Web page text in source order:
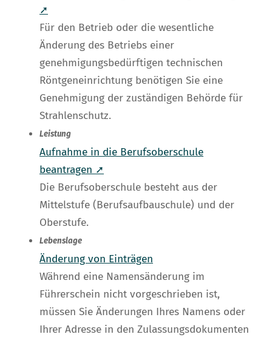
➚
Für den Betrieb oder die wesentliche
Änderung des Betriebs einer
genehmigungsbedürftigen technischen
Röntgeneinrichtung benötigen Sie eine
Genehmigung der zuständigen Behörde für
Strahlenschutz.
Leistung
Aufnahme in die Berufsoberschule
beantragen ➚
Die Berufsoberschule besteht aus der
Mittelstufe (Berufsaufbauschule) und der
Oberstufe.
Lebenslage
Änderung von Einträgen
Während eine Namensänderung im
Führerschein nicht vorgeschrieben ist,
müssen Sie Änderungen Ihres Namens oder
Ihrer Adresse in den Zulassungsdokumenten